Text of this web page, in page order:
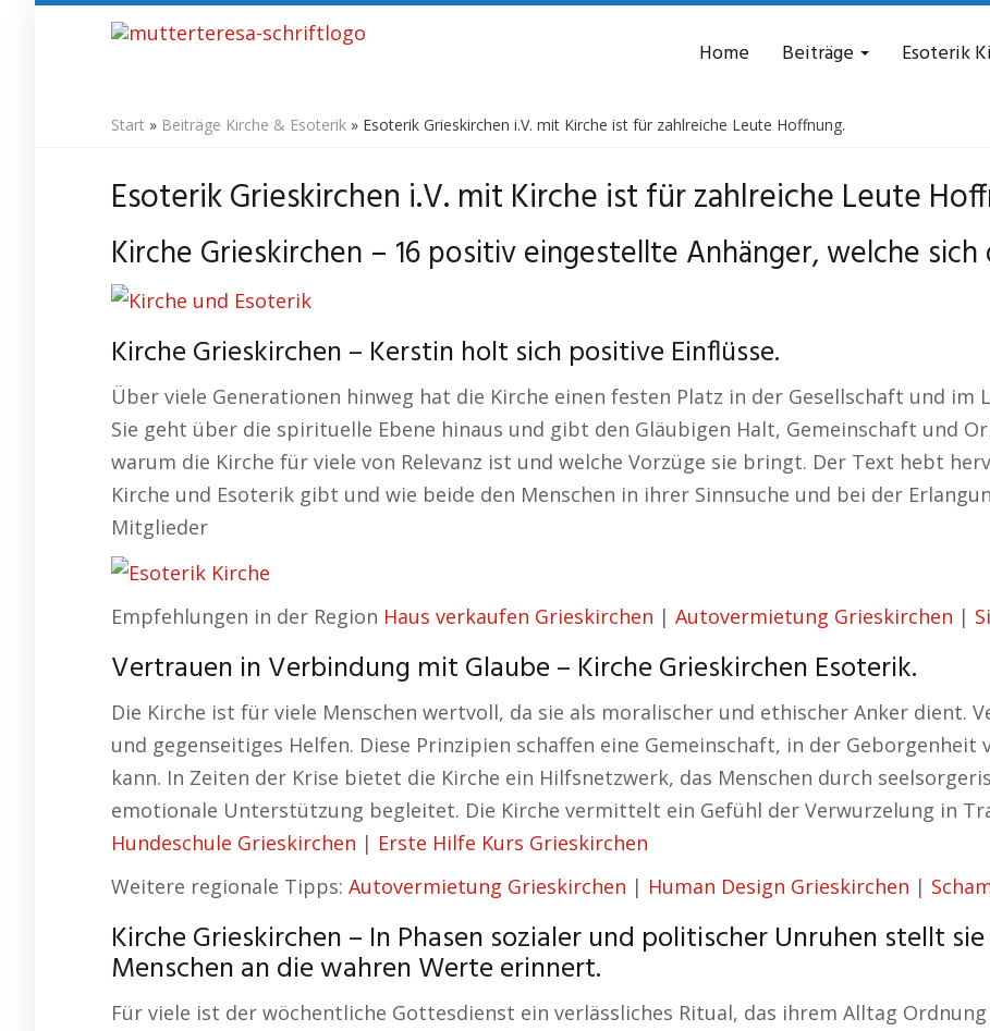
Home Beiträge Esoterik
Start » Beiträge Kirche & Esoterik » Esoterik Grieskirchen i.V. mit Kirche ist für zahlreiche Leute Hoffnung.
Esoterik Grieskirchen i.V. mit Kirche ist für zahlreiche Leute
Kirche Grieskirchen – 16 positiv eingestellte Anhänger, welche
Kirche Grieskirchen – Kerstin holt sich positive Einflüsse.
Über viele Generationen hinweg hat die Kirche einen festen Platz in der Gesellschaft und im
Sie geht über die spirituelle Ebene hinaus und gibt den Gläubigen Halt, Gemeinschaft und
warum die Kirche für viele von Relevanz ist und welche Vorzüge sie bringt. Der Text hebt
Kirche und Esoterik gibt und wie beide den Menschen in ihrer Sinnsuche und bei der
Mitglieder
Empfehlungen in der Region Haus verkaufen Grieskirchen | Autovermietung Grieskirchen |
Vertrauen in Verbindung mit Glaube – Kirche Grieskirchen Esoterik.
Die Kirche ist für viele Menschen wertvoll, da sie als moralischer und ethischer Anker dient.
und gegenseitiges Helfen. Diese Prinzipien schaffen eine Gemeinschaft, in der
kann. In Zeiten der Krise bietet die Kirche ein Hilfsnetzwerk, das Menschen durch
emotionale Unterstützung begleitet. Die Kirche vermittelt ein Gefühl der Verwurzelung in
Hundeschule Grieskirchen | Erste Hilfe Kurs Grieskirchen
Weitere regionale Tipps: Autovermietung Grieskirchen | Human Design Grieskirchen |
Kirche Grieskirchen – In Phasen sozialer und politischer Unruhen stellt
Menschen an die wahren Werte erinnert.
Für viele ist der wöchentliche Gottesdienst ein verlässliches Ritual, das ihrem Alltag